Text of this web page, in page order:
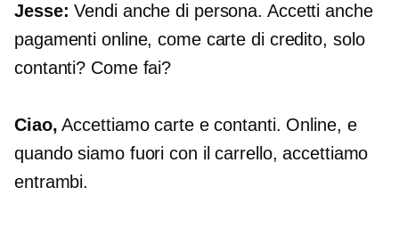
Jesse: Vendi anche di persona. Accetti anche
pagamenti online, come carte di credito, solo
contanti? Come fai?
Ciao, Accettiamo carte e contanti. Online, e
quando siamo fuori con il carrello, accettiamo
entrambi.